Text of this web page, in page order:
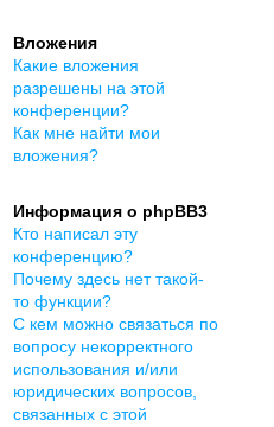
Вложения
Какие вложения
разрешены на этой
конференции?
Как мне найти мои
вложения?
Информация о phpBB3
Кто написал эту
конференцию?
Почему здесь нет такой-
то функции?
С кем можно связаться по
вопросу некорректного
использования и/или
юридических вопросов,
связанных с этой